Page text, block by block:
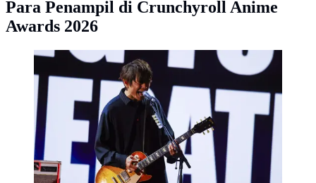
Para Penampil di Crunchyroll Anime
Awards 2026
Asian Kungfu Generation tampil di Crunchyroll Anime
Awards 2026. (Foto: dok Crunchyroll)